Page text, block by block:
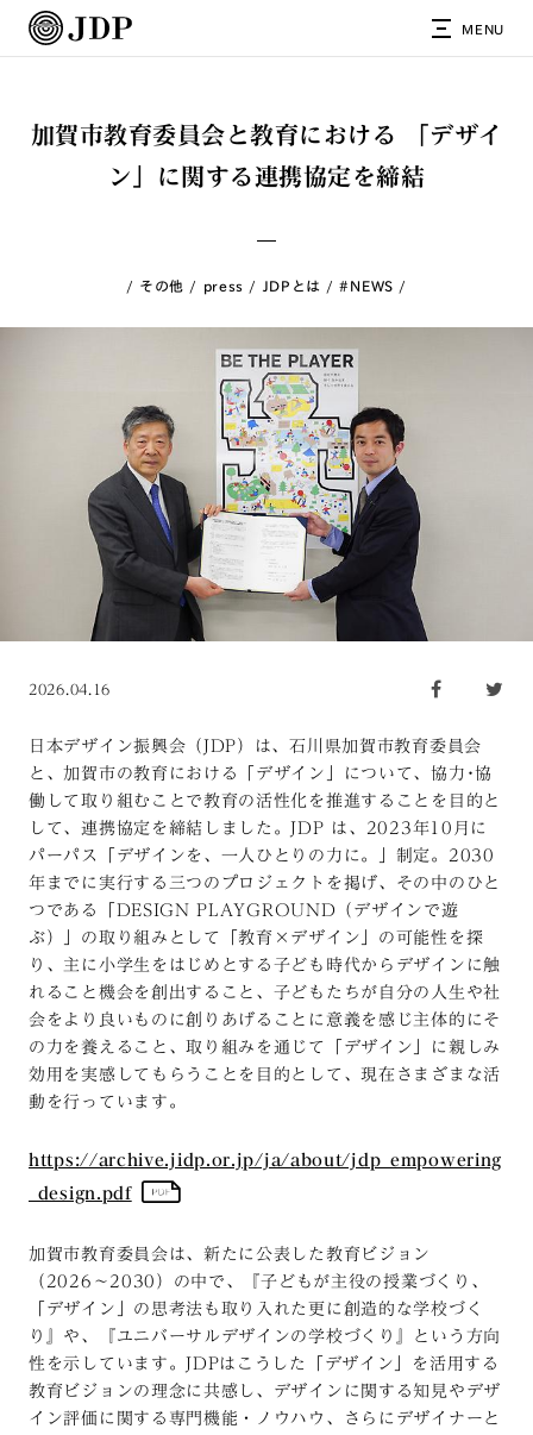
MENU
加賀市教育委員会と教育における 「デザイ
ン」に関する連携協定を締結
その他 press JDPとは #NEWS
2026.04.16
日本デザイン振興会（JDP）は、石川県加賀市教育委員会
と、加賀市の教育における「デザイン」について、協力･協
働して取り組むことで教育の活性化を推進することを目的と
して、連携協定を締結しました。JDP は、2023年10月に
パーパス「デザインを、一人ひとりの力に。」制定。2030
年までに実行する三つのプロジェクトを掲げ、その中のひと
つである「DESIGN PLAYGROUND（デザインで遊
ぶ）」の取り組みとして「教育×デザイン」の可能性を探
り、主に小学生をはじめとする子ども時代からデザインに触
れること機会を創出すること、子どもたちが自分の人生や社
会をより良いものに創りあげることに意義を感じ主体的にそ
の力を養えること、取り組みを通じて「デザイン」に親しみ
効用を実感してもらうことを目的として、現在さまざまな活
動を行っています。
https://archive.jidp.or.jp/ja/about/jdp_empowering
_design.pdf
加賀市教育委員会は、新たに公表した教育ビジョン
（2026〜2030）の中で、『子どもが主役の授業づくり、
「デザイン」の思考法も取り入れた更に創造的な学校づく
り』や、『ユニバーサルデザインの学校づくり』という方向
性を示しています。JDPはこうした「デザイン」を活用する
教育ビジョンの理念に共感し、デザインに関する知見やデザ
イン評価に関する専門機能・ノウハウ、さらにデザイナーと